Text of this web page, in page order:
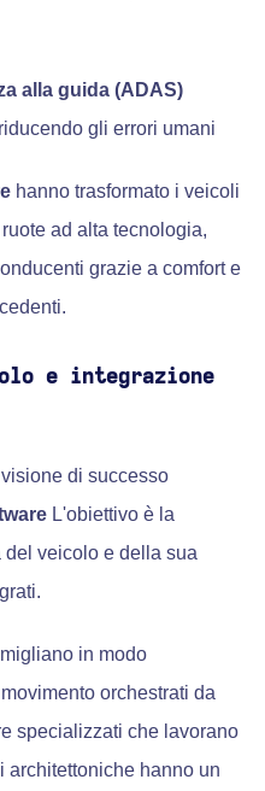
alla guida (ADAS)
gli errori umani
hanno trasformato i veicoli
ad alta tecnologia,
grazie a comfort e
e integrazione
di successo
L'obiettivo è la
veicolo e della sua
in modo
orchestrati da
specializzati che lavorano
architettoniche hanno un